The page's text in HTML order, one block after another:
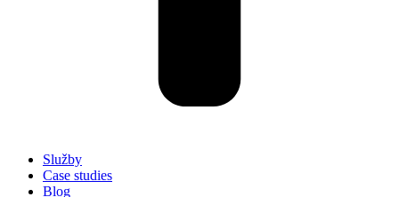
Služby
Case studies
Blog